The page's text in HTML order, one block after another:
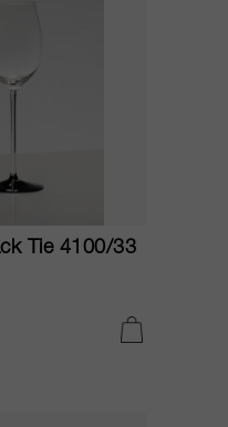
Tie 4100/33